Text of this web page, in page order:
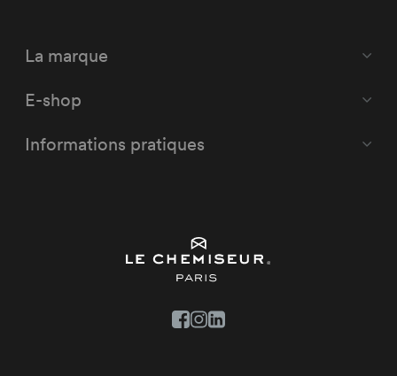
La marque
E-shop
Informations pratiques